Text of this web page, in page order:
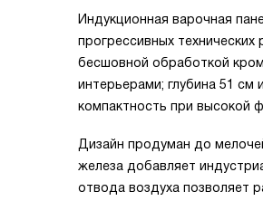
Индукционная варочная
прогрессивных
бесшовной обработкой
интерьерами; глубина 51
компактность при высокой
Дизайн продуман до
железа добавляет
отвода воздуха позволяет